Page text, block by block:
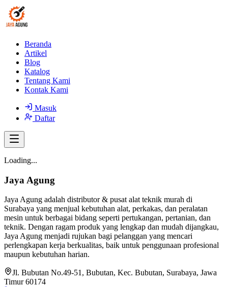
Beranda
Artikel
Blog
Katalog
Tentang Kami
Kontak Kami
Masuk
Daftar
Loading...
Jaya Agung
Jaya Agung adalah distributor & pusat alat teknik murah di
Surabaya yang menjual kebutuhan alat, perkakas, dan peralatan
mesin untuk berbagai bidang seperti pertukangan, pertanian, dan
teknik. Dengan ragam produk yang lengkap dan mudah dijangkau,
Jaya Agung menjadi rujukan bagi pelanggan yang mencari
perlengkapan kerja berkualitas, baik untuk penggunaan profesional
maupun kebutuhan harian.
Jl. Bubutan No.49-51, Bubutan, Kec. Bubutan, Surabaya, Jawa
Timur 60174